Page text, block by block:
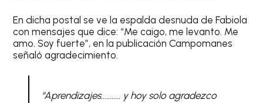
En dicha postal se ve la espalda desnuda de Fabiola
con mensajes que dice: “Me caigo, me levanto. Me
amo. Soy fuerte”, en la publicación Campomanes
señaló agradecimiento.
“Aprendizajes……….. y hoy solo agradezco